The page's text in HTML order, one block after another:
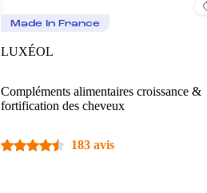
Made In France
LUXÉOL
Compléments alimentaires croissance &
fortification des cheveux
183 avis